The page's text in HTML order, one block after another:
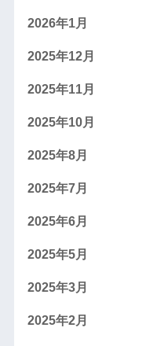
2026年1月
2025年12月
2025年11月
2025年10月
2025年8月
2025年7月
2025年6月
2025年5月
2025年3月
2025年2月